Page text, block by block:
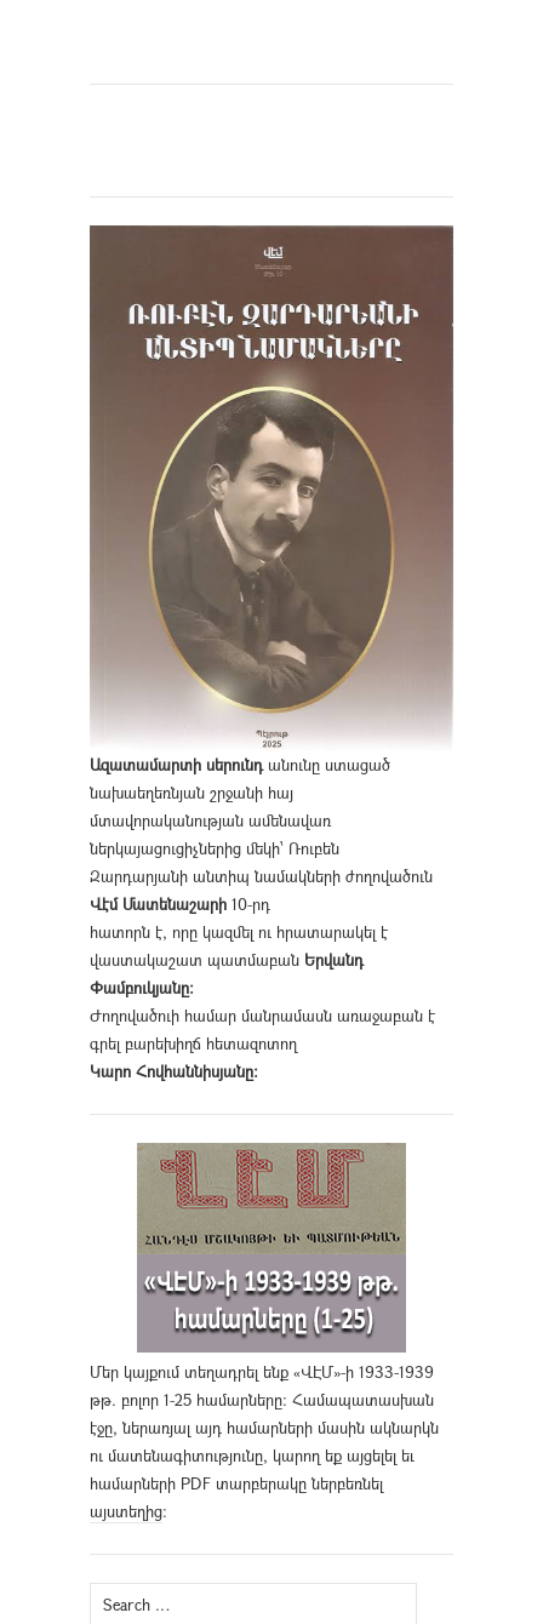
Ազատամարտի սերունդանունը ստացած
նախաեղեռնյան շրջանի հայ
մտավորականության ամենավառ
ներկայացուցիչներից մեկի՝ Ռուբեն
Զարդարյանի անտիպ նամակների ժողովածուն
Վէմ Մատենաշարի 10-րդ
հատորն է, որը կազմել ու հրատարակել է
վաստակաշատ պատմաբան Երվանդ
Փամբուկյանը։
Ժողովածուի համար մանրամասն առաջաբան է
գրել բարեխիղճ հետազոտող
Կարո Հովհաննիսյանը։
Մեր կայքում տեղադրել ենք «ՎԷՄ»-ի 1933-1939
թթ. բոլոր 1-25 համարները։ Համապատասխան
էջը, ներառյալ այդ համարների մասին ակնարկն
ու մատենագիտությունը, կարող եք այցելել եւ
համարների PDF տարբերակը ներբեռնել
այստեղից։
Search